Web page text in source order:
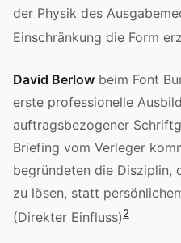
der Physik des
Einschränkung die Form
David Berlow beim Font
erste professionelle
auftragsbezogener
Briefing vom Verleger
begründeten die Disziplin,
zu lösen, statt
(Direkter Einfluss)2